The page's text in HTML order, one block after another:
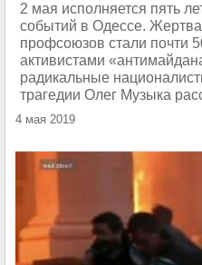
2 мая исполняется пять
событий в Одессе.
профсоюзов стали почти
активистами
радикальные
трагедии Олег Музыка
4 мая 2019